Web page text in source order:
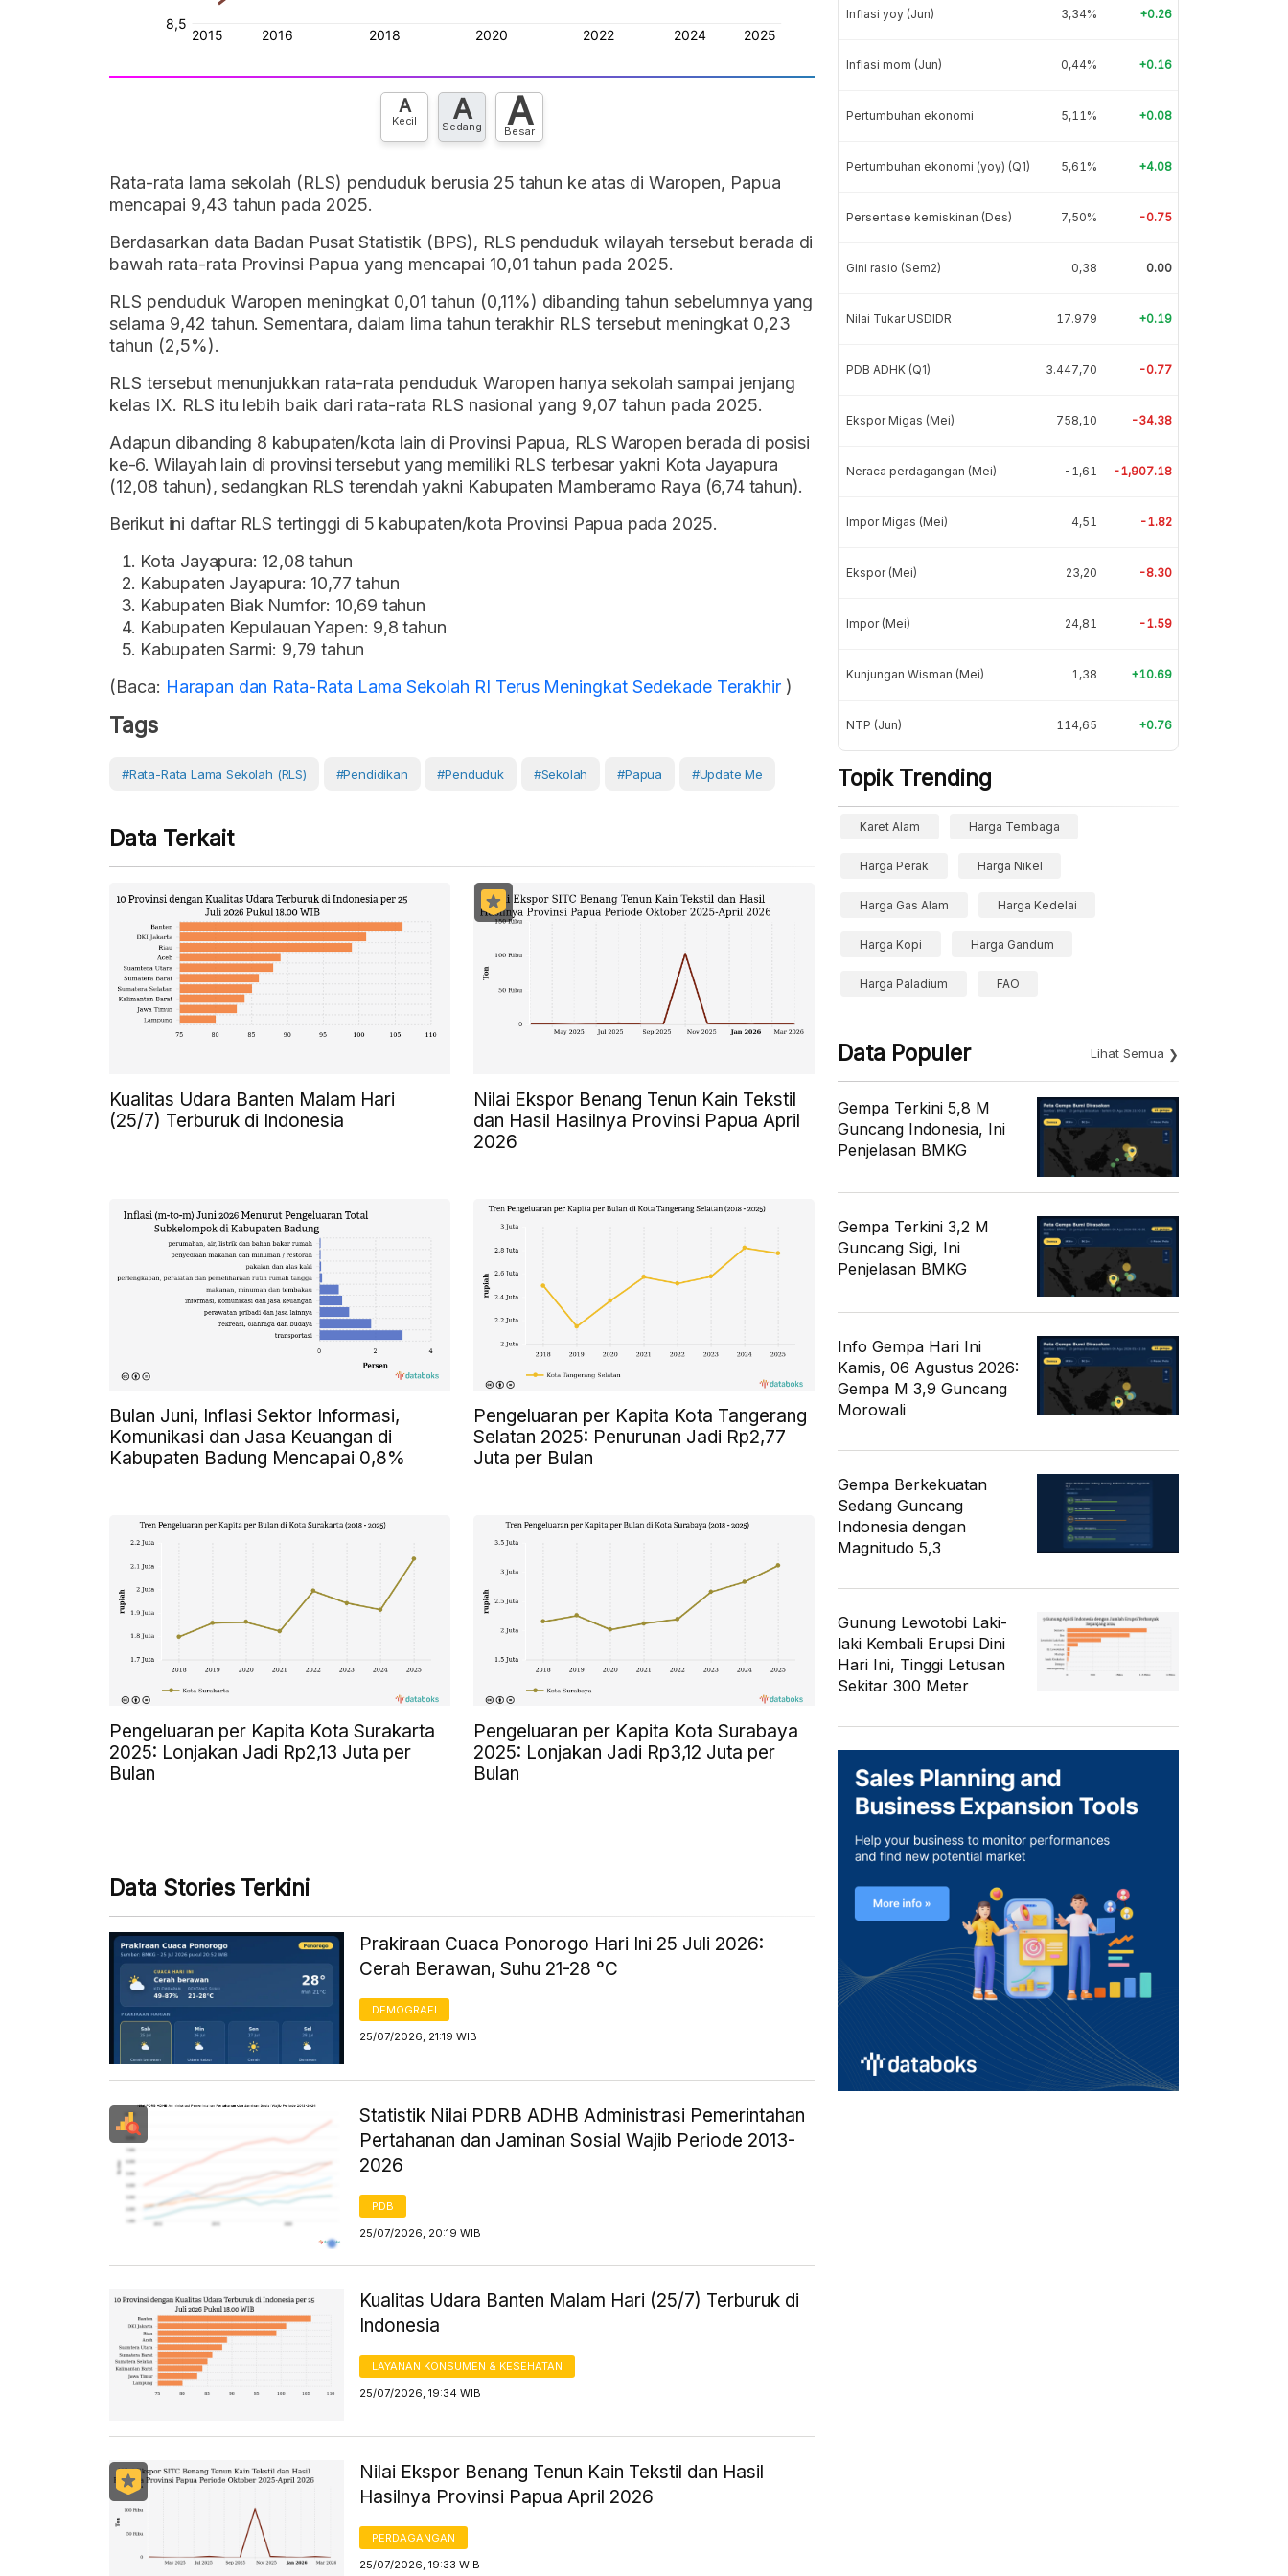
A
Kecil A
Sedang A
Besar
Rata-rata lama sekolah (RLS) penduduk berusia 25 tahun ke atas di Waropen, Papua
mencapai 9,43 tahun pada 2025.
Berdasarkan data Badan Pusat Statistik (BPS), RLS penduduk wilayah tersebut berada di
bawah rata-rata Provinsi Papua yang mencapai 10,01 tahun pada 2025.
RLS penduduk Waropen meningkat 0,01 tahun (0,11%) dibanding tahun sebelumnya yang
selama 9,42 tahun. Sementara, dalam lima tahun terakhir RLS tersebut meningkat 0,23
tahun (2,5%).
RLS tersebut menunjukkan rata-rata penduduk Waropen hanya sekolah sampai jenjang
kelas IX. RLS itu lebih baik dari rata-rata RLS nasional yang 9,07 tahun pada 2025.
Adapun dibanding 8 kabupaten/kota lain di Provinsi Papua, RLS Waropen berada di posisi
ke-6. Wilayah lain di provinsi tersebut yang memiliki RLS terbesar yakni Kota Jayapura
(12,08 tahun), sedangkan RLS terendah yakni Kabupaten Mamberamo Raya (6,74 tahun).
Berikut ini daftar RLS tertinggi di 5 kabupaten/kota Provinsi Papua pada 2025.
Kota Jayapura: 12,08 tahun
Kabupaten Jayapura: 10,77 tahun
Kabupaten Biak Numfor: 10,69 tahun
Kabupaten Kepulauan Yapen: 9,8 tahun
Kabupaten Sarmi: 9,79 tahun
(Baca: Harapan dan Rata-Rata Lama Sekolah RI Terus Meningkat Sedekade Terakhir )
Tags
#Rata-Rata Lama Sekolah (RLS) #Pendidikan #Penduduk #Sekolah #Papua #Update Me
Data Terkait
Kualitas Udara Banten Malam Hari
(25/7) Terburuk di Indonesia
Nilai Ekspor Benang Tenun Kain Tekstil
dan Hasil Hasilnya Provinsi Papua April
2026
Bulan Juni, Inflasi Sektor Informasi,
Komunikasi dan Jasa Keuangan di
Kabupaten Badung Mencapai 0,8%
Pengeluaran per Kapita Kota Tangerang
Selatan 2025: Penurunan Jadi Rp2,77
Juta per Bulan
Pengeluaran per Kapita Kota Surakarta
2025: Lonjakan Jadi Rp2,13 Juta per
Bulan
Pengeluaran per Kapita Kota Surabaya
2025: Lonjakan Jadi Rp3,12 Juta per
Bulan
Data Stories Terkini
Prakiraan Cuaca Ponorogo Hari Ini 25 Juli 2026:
Cerah Berawan, Suhu 21-28 °C
DEMOGRAFI
25/07/2026, 21:19 WIB
Statistik Nilai PDRB ADHB Administrasi Pemerintahan
Pertahanan dan Jaminan Sosial Wajib Periode 2013-
2026
PDB
25/07/2026, 20:19 WIB
Kualitas Udara Banten Malam Hari (25/7) Terburuk di
Indonesia
LAYANAN KONSUMEN & KESEHATAN
25/07/2026, 19:34 WIB
Nilai Ekspor Benang Tenun Kain Tekstil dan Hasil
Hasilnya Provinsi Papua April 2026
PERDAGANGAN
25/07/2026, 19:33 WIB
Inflasi yoy (Jun) 3,34% +0.26
Inflasi mom (Jun) 0,44% +0.16
Pertumbuhan ekonomi 5,11% +0.08
Pertumbuhan ekonomi (yoy) (Q1) 5,61% +4.08
Persentase kemiskinan (Des) 7,50% -0.75
Gini rasio (Sem2) 0,38 0.00
Nilai Tukar USDIDR 17.979 +0.19
PDB ADHK (Q1) 3.447,70 -0.77
Ekspor Migas (Mei) 758,10 -34.38
Neraca perdagangan (Mei) -1,61 -1,907.18
Impor Migas (Mei) 4,51 -1.82
Ekspor (Mei) 23,20 -8.30
Impor (Mei) 24,81 -1.59
Kunjungan Wisman (Mei) 1,38 +10.69
NTP (Jun) 114,65 +0.76
Topik Trending
Karet Alam Harga Tembaga
Harga Perak Harga Nikel
Harga Gas Alam Harga Kedelai
Harga Kopi Harga Gandum
Harga Paladium FAO
Data Populer Lihat Semua
Gempa Terkini 5,8 M
Guncang Indonesia, Ini
Penjelasan BMKG
Gempa Terkini 3,2 M
Guncang Sigi, Ini
Penjelasan BMKG
Info Gempa Hari Ini
Kamis, 06 Agustus 2026:
Gempa M 3,9 Guncang
Morowali
Gempa Berkekuatan
Sedang Guncang
Indonesia dengan
Magnitudo 5,3
Gunung Lewotobi Laki-
laki Kembali Erupsi Dini
Hari Ini, Tinggi Letusan
Sekitar 300 Meter